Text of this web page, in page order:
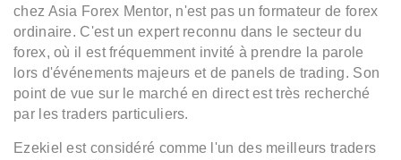
chez Asia Forex Mentor, n'est pas un formateur de forex
ordinaire. C'est un expert reconnu dans le secteur du
forex, où il est fréquemment invité à prendre la parole
lors d'événements majeurs et de panels de trading. Son
point de vue sur le marché en direct est très recherché
par les traders particuliers.
Ezekiel est considéré comme l'un des meilleurs traders